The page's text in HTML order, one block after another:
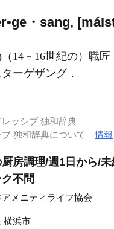
・sang, [máI
14－16世紀の）職
ーゲザング．
レッシブ 独和辞典
ブ 独和辞典について情報
房調理/週1日から/
不問
メニティライフ協会
横浜市